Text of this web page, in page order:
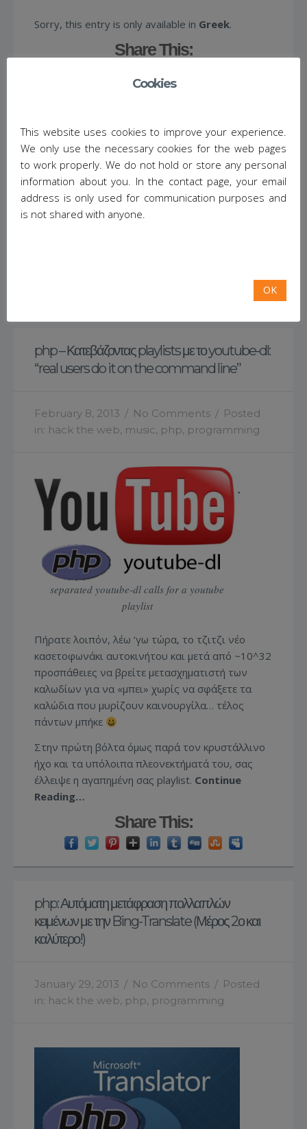
Sorry, this entry is only available in Greek.
Share This:
There is never enough security
April 22, 2013 No Comments /
everyday computing
hack the web
php – Κατεβάζοντας playlists με το youtube-dl:
“real users do it on the command line”
February 8, 2013 / No Comments / Posted
in: hack the web, music, php, programming
separated youtube-dl calls for a youtube
playlist
Πήρατε λοιπόν, λέω ‘γω τώρα, το τζιτζι νέο
κασετοφωνάκι αυτοκινήτου και μετά από ~10^32
προσπάθειες να βρείτε μετασχηματιστή των
καλωδίων για να «μπει» χωρίς να σφάξετε τα
καλώδια που μυρίζουν καινουργίλα… τέλος
πάντων μπήκε
Στην πρώτη βόλτα όμως παρά τον κρυστάλλινο
ήχο και τα υπόλοιπα πλεονεκτήματά του, σας
έλλειψε η αγαπημένη σας playlist. Continue
Reading…
Share This:
php: Αυτόματη μετάφραση πολλαπλών
κειμένων με την Bing-Translate (Μέρος 2ο και
καλύτερο!)
January 29, 2013 / No Comments / Posted
in: hack the web, php, programming
Cookies
This website uses cookies to improve your experience.
We only use the necessary cookies for the web pages
to work properly. We do not hold or store any personal
information about you. In the contact page, your email
address is only used for communication purposes and
is not shared with anyone.
OK